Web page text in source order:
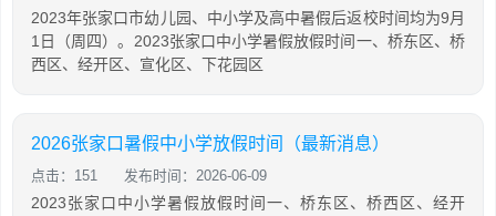
2023年张家口市幼儿园、中小学及高中暑假后返校时间均为9月
1日（周四）。2023张家口中小学暑假放假时间一、桥东区、桥
西区、经开区、宣化区、下花园区
2026张家口暑假中小学放假时间（最新消息）
点击：151 发布时间：2026-06-09
2023张家口中小学暑假放假时间一、桥东区、桥西区、经开